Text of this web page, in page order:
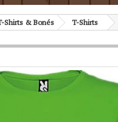
Shirts & Bonés T-Shirts